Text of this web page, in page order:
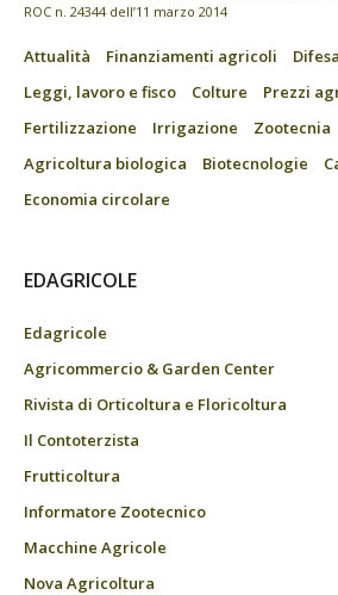
ROC n. 24344 dell’11 marzo 2014
Attualità Finanziamenti agricoli
Leggi, lavoro e fisco
Colture
Prezzi
Fertilizzazione
Irrigazione Zootecnia
Agricoltura biologica
Biotecnologie
Economia circolare
EDAGRICOLE
Edagricole
Agricommercio & Garden Center
Rivista di Orticoltura e Floricoltura
Il Contoterzista
Frutticoltura
Informatore Zootecnico
Macchine Agricole
Nova Agricoltura